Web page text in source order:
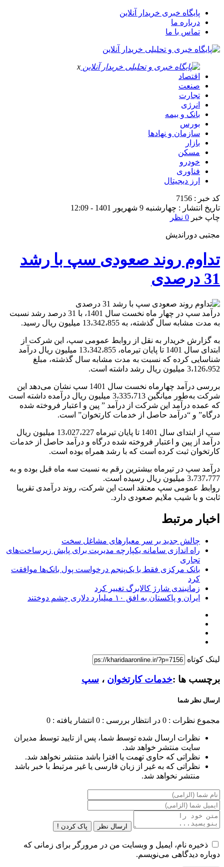
پایگاه خبری خریدار آنلاین
درباره ما
تماس با ما
x
اقتصاد
صنعت
تجارت
انرژی
بانک و بیمه
بورس
سازمان و نهادها
بازار
مسکن
خودرو
فناوری
ارز دیجیتال
کد خبر : 7156
تاریخ انتشار : چهارشنبه 9 شهریور 1401 - 12:09
چاپ خبر 0 نظر
مجتبی دوراندیش
تداوم روند صعودی سپ با رشد
31 درصدی
درآمد سپ در چهار ماه نخست سال 1401، با 31 درصد رشد نسبت
به مدت مشابه سال گذشته، به 13،342،855 میلیون ریال رسید.
به گزارش خریدار به نقل از روابط عمومی سپ، این شرکت از
ابتدای سال 1401 تا پایان تیرماه، 13،342،855 میلیون ریال درآمد
شناسایی کرده که نسبت به مدت مشابه سال گذشته، مبلغ
3،126،952 میلیون ریال رشد داشته است.
بررسی درآمد چهارماه نخست سال 1401 سپ نشان می‌دهد این
شرکت به‌طور میانگین 3،335،713 میلیون ریال درآمده داشته است
که عمده درآمد این شرکت از درآمد ” پین و اعتبار فروخته شده
درگاه” و “درآمد حاصل از خدمات کارتخوان” است.
سپ از ابتدای سال 1401 تا پایان تیرماه 13،027،227 میلیون ریال
درآمد از پین و اعتبار فروخته شده درگاه و درآمد حاصل از خدمات
کارتخوان ثبت کرده است که با رشد همراه بوده است.
درآمد سپ در تیرماه بیشترین رقم به نسبت سه ماه قبل بوده و به
3،737،777 میلیون ریال رسیده است.
روابط عمومی سپ معتقد است این شرکت، روند درآمدی تقریبا
ثابت و با شیب ملایم صعودی دارد.
اخبار مرتبط
چالش جدید بر سر معیارهای مشاغل سخت
راه اندازی سامانه یکپارچه مدیریت برای پایش زیرساخت‌های
تجاری
بانک مرکزی فقط با یک‌‎پنجم درخواست پول بانک‌ها موافقت
کرد
زمانبندی شارژ کالابرگ تغییر کرد
ایران و پاکستان به افق ۱۰ میلیارد دلاری چشم دوختند
لینک کوتاه
برچسب ها :خدمات کارتخوان ، سپ
ارسال نظر شما
مجموع نظرات : 0 در انتظار بررسی : 0 انتشار یافته : 0
نظرات ارسال شده توسط شما، پس از تایید توسط مدیران
سایت منتشر خواهد شد.
نظراتی که حاوی تهمت یا افترا باشد منتشر نخواهد شد.
نظراتی که به غیر از زبان فارسی یا غیر مرتبط با خبر باشد
منتشر نخواهد شد.
ارسال نظر پاک کردن !
ذخیره نام، ایمیل و وبسایت من در مرورگر برای زمانی که
دوباره دیدگاهی می‌نویسم.